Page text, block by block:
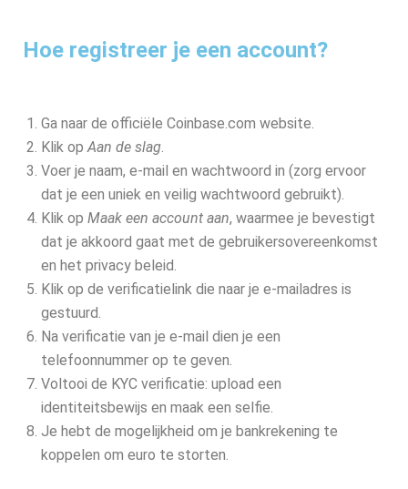
Hoe registreer je een account?
Ga naar de officiële Coinbase.com website.
Klik opAan de slag.
Voer je naam, e-mail en wachtwoord in (zorg ervoor
dat je een uniek en veilig wachtwoord gebruikt).
Klik op Maak een account aan, waarmee je bevestigt
dat je akkoord gaat met de gebruikersovereenkomst
en het privacy beleid.
Klik op de verificatielink die naar je e-mailadres is
gestuurd.
Na verificatie van je e-mail dien je een
telefoonnummer op te geven.
Voltooi de KYC verificatie: upload een
identiteitsbewijs en maak een selfie.
Je hebt de mogelijkheid om je bankrekening te
koppelen om euro te storten.